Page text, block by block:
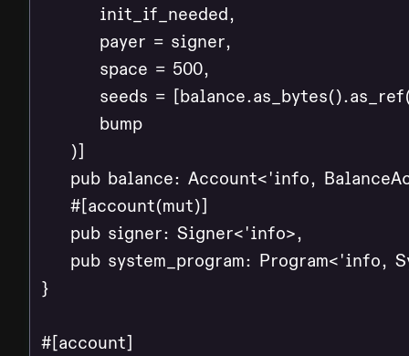
        init_if_needed,
        payer = signer,
        space = 500,
seeds =
        bump
    )]
pub balance: Account<'info,
    #[account(mut)]
    pub signer: Signer<'info>,
pub system_program: Program<'info,
}
#[account]